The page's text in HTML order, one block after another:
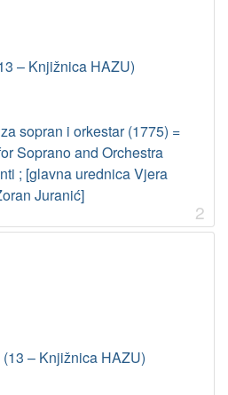
– Knjižnica HAZU)
sopran i orkestar (1775) =
Soprano and Orchestra
; [glavna urednica Vjera
Juranić]
2
– Knjižnica HAZU)